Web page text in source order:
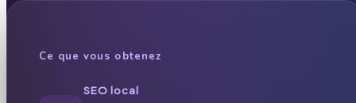
Ce que vous obtenez
SEO local